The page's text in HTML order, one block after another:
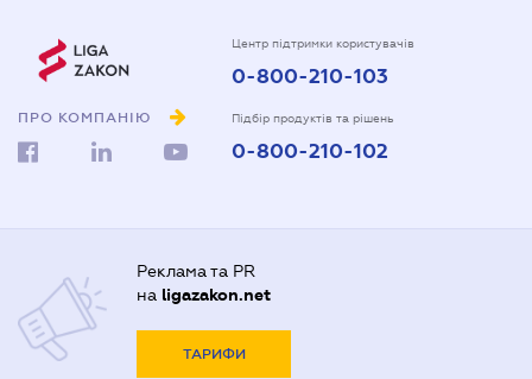
ПРО КОМПАНІЮ
Центр підтримки користувачів
0-800-210-103
Підбір продуктів та рішень
0-800-210-102
Реклама та PR
на ligazakon.net
ТАРИФИ